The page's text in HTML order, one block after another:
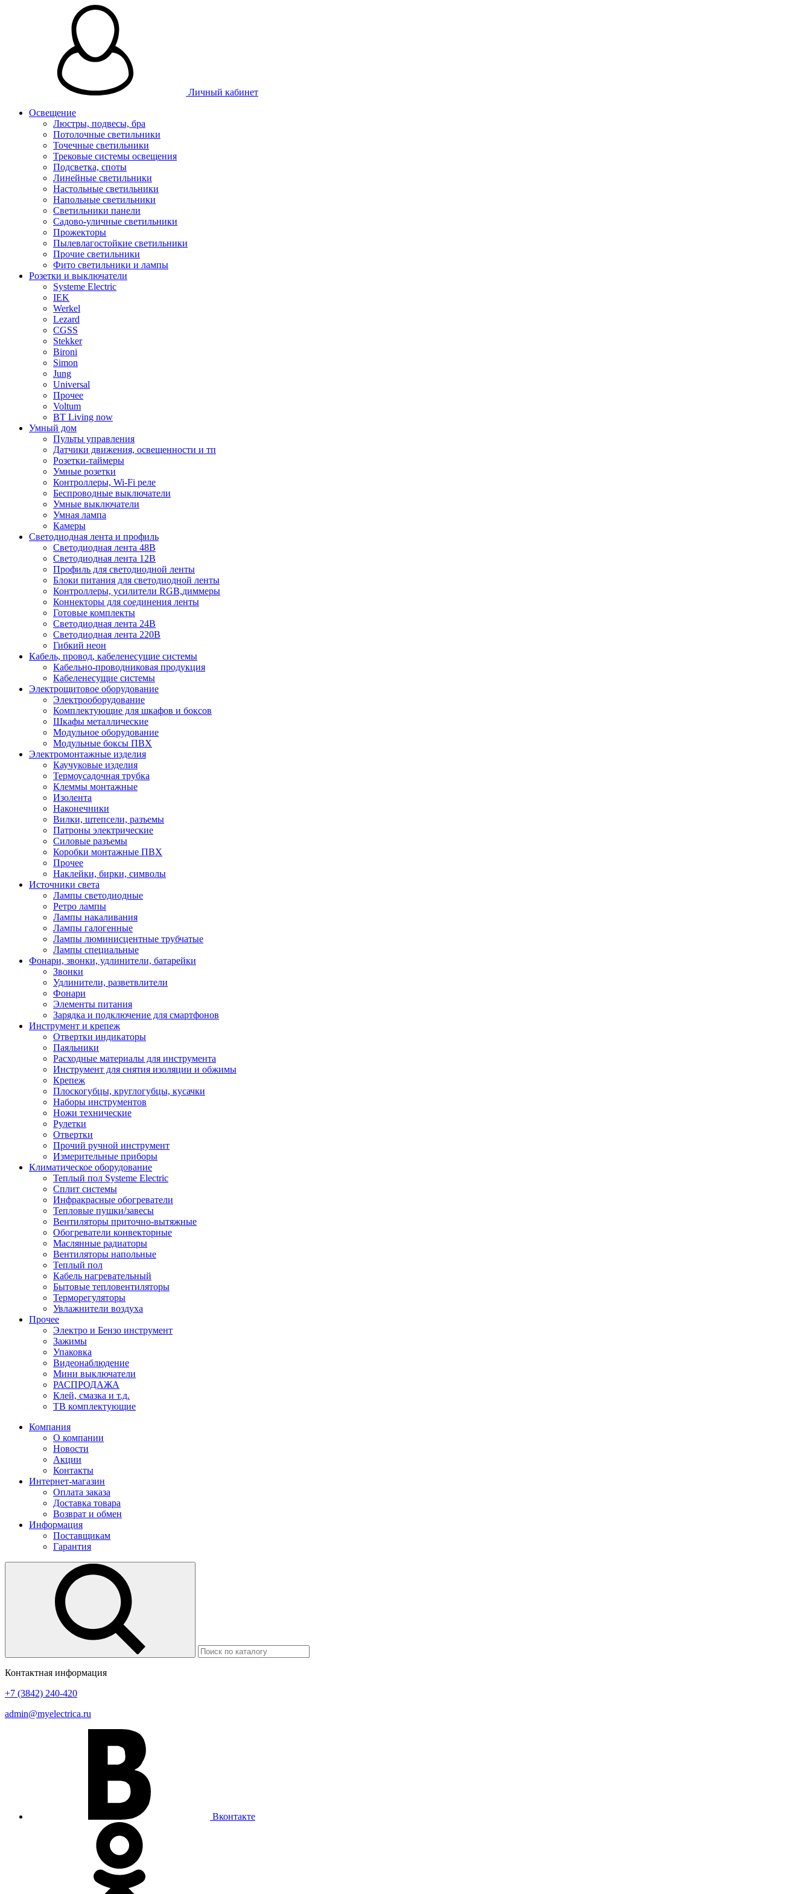
Личный кабинет
Освещение
Люстры, подвесы, бра
Потолочные светильники
Точечные светильники
Трековые системы освещения
Подсветка, споты
Линейные светильники
Настольные светильники
Напольные светильники
Светильники панели
Садово-уличные светильники
Прожекторы
Пылевлагостойкие светильники
Прочие светильники
Фито светильники и лампы
Розетки и выключатели
Systeme Electric
IEK
Werkel
Lezard
CGSS
Stekker
Bironi
Simon
Jung
Universal
Прочее
Voltum
BT Living now
Умный дом
Пульты управления
Датчики движения, освещенности и тп
Розетки-таймеры
Умные розетки
Контроллеры, Wi-Fi реле
Беспроводные выключатели
Умные выключатели
Умная лампа
Камеры
Светодиодная лента и профиль
Светодиодная лента 48В
Светодиодная лента 12В
Профиль для светодиодной ленты
Блоки питания для светодиодной ленты
Контроллеры, усилители RGB,диммеры
Коннекторы для соединения ленты
Готовые комплекты
Светодиодная лента 24В
Светодиодная лента 220В
Гибкий неон
Кабель, провод, кабеленесущие системы
Кабельно-проводниковая продукция
Кабеленесущие системы
Электрощитовое оборудование
Электрооборудование
Комплектующие для шкафов и боксов
Шкафы металлические
Модульное оборудование
Модульные боксы ПВХ
Электромонтажные изделия
Каучуковые изделия
Термоусадочная трубка
Клеммы монтажные
Изолента
Наконечники
Вилки, штепсели, разъемы
Патроны электрические
Силовые разъемы
Коробки монтажные ПВХ
Прочее
Наклейки, бирки, символы
Источники света
Лампы светодиодные
Ретро лампы
Лампы накаливания
Лампы галогенные
Лампы люминисцентные трубчатые
Лампы специальные
Фонари, звонки, удлинители, батарейки
Звонки
Удлинители, разветвлители
Фонари
Элементы питания
Зарядка и подключение для смартфонов
Инструмент и крепеж
Отвертки индикаторы
Паяльники
Расходные материалы для инструмента
Инструмент для снятия изоляции и обжимы
Крепеж
Плоскогубцы, круглогубцы, кусачки
Наборы инструментов
Ножи технические
Рулетки
Отвертки
Прочий ручной инструмент
Измерительные приборы
Климатическое оборудование
Теплый пол Systeme Electric
Сплит системы
Инфракрасные обогреватели
Тепловые пушки/завесы
Вентиляторы приточно-вытяжные
Обогреватели конвекторные
Маслянные радиаторы
Вентиляторы напольные
Теплый пол
Кабель нагревательный
Бытовые тепловентиляторы
Терморегуляторы
Увлажнители воздуха
Прочее
Электро и Бензо инструмент
Зажимы
Упаковка
Видеонаблюдение
Мини выключатели
РАСПРОДАЖА
Клей, смазка и т.д.
ТВ комплектующие
Компания
О компании
Новости
Акции
Контакты
Интернет-магазин
Оплата заказа
Доставка товара
Возврат и обмен
Информация
Поставщикам
Гарантия
Контактная информация
+7 (3842) 240-420
admin@myelectrica.ru
Вконтакте